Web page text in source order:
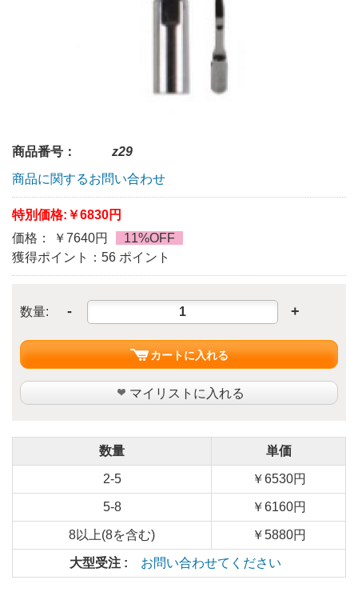
商品番号：
z29
商品に関するお問い合わせ
特別価格: ￥6830円
価格： ￥7640円
11%OFF
獲得ポイント：56 ポイント
数量: - +
カートに入れる
マイリストに入れる
数量 単価
2-5 ￥6530円
5-8 ￥6160円
8以上(8を含む) ￥5880円
大型受注 : お問い合わせてください